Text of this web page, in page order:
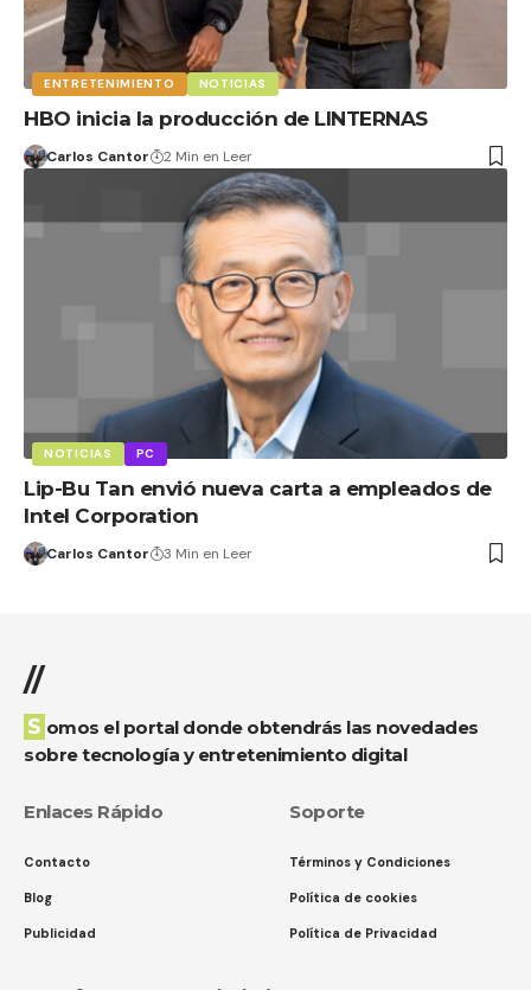
ENTRETENIMIENTO NOTICIAS
HBO inicia la producción de LINTERNAS
Carlos Cantor 2 Min en Leer
NOTICIAS PC
Lip-Bu Tan envió nueva carta a empleados de
Intel Corporation
Carlos Cantor 3 Min en Leer
//
Somos el portal donde obtendrás las novedades
sobre tecnología y entretenimiento digital
Enlaces Rápido
Contacto
Blog
Publicidad
Soporte
Términos y Condiciones
Política de cookies
Política de Privacidad